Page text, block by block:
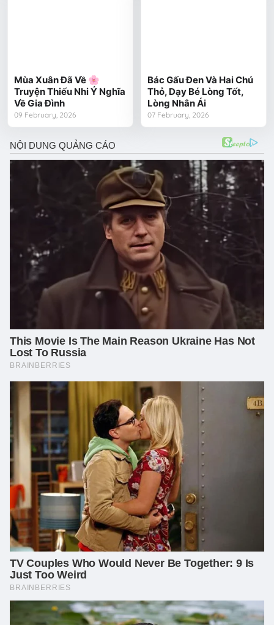
Mùa Xuân Đã Về 🌸
Truyện Thiếu Nhi Ý Nghĩa
Về Gia Đình
09 February, 2026
Bác Gấu Đen Và Hai Chú
Thỏ, Dạy Bé Lòng Tốt,
Lòng Nhân Ái
07 February, 2026